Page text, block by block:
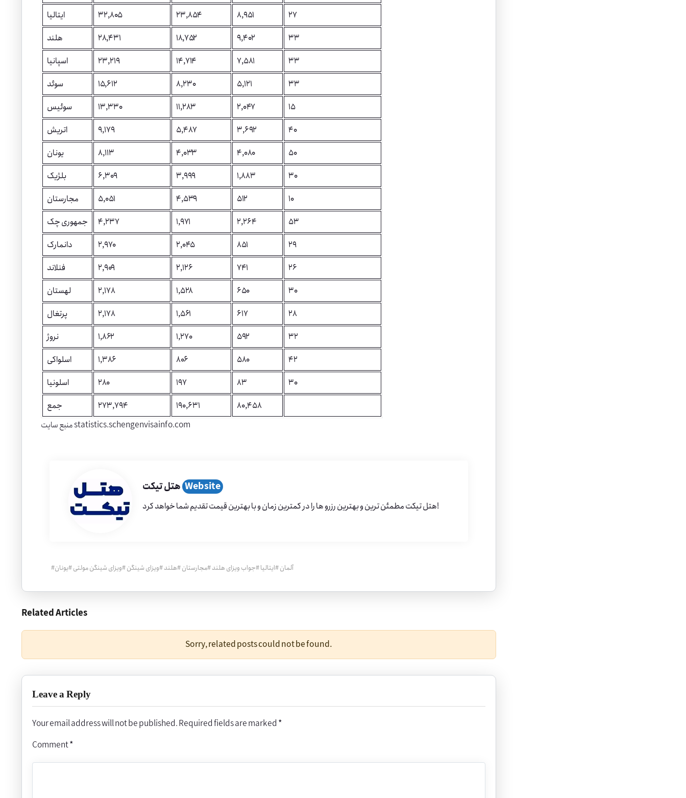
ایتالیا
۳۲,۸۰۵ ۲۳,۸۵۴ ۸,۹۵۱
۲۷
هلند
۲۸,۴۳۱ ۱۸,۷۵۲ ۹,۴۰۲
۳۳
اسپانیا
۲۳,۲۱۹ ۱۴,۷۱۴ ۷,۵۸۱
۳۳
سوئد
۱۵,۶۱۲ ۸,۲۳۰ ۵,۱۲۱
۳۳
سوئیس
۱۳,۳۳۰ ۱۱,۲۸۳ ۲,۰۴۷
۱۵
اتریش
۹,۱۷۹ ۵,۴۸۷ ۳,۶۹۲
۴۰
یونان
۸,۱۱۳ ۴,۰۳۳ ۴,۰۸۰
۵۰
بلژیک
۶,۳۰۹ ۳,۹۹۹ ۱,۸۸۳
۳۰
مجارستان
۵,۰۵۱ ۴,۵۳۹ ۵۱۲
۱۰
جمهوری چک
۴,۲۳۷ ۱,۹۷۱ ۲,۲۶۴
۵۳
دانمارک
۲,۹۷۰ ۲,۰۴۵ ۸۵۱
۲۹
فنلاند
۲,۹۰۹ ۲,۱۲۶ ۷۴۱
۲۶
لهستان
۲,۱۷۸ ۱,۵۲۸ ۶۵۰
۳۰
پرتغال
۲,۱۷۸ ۱,۵۶۱ ۶۱۷
۲۸
نروژ
۱,۸۶۲ ۱,۲۷۰ ۵۹۲
۳۲
اسلواکی
۱,۳۸۶ ۸۰۶ ۵۸۰
۴۲
اسلونیا
۲۸۰ ۱۹۷ ۸۳
۳۰
273,794 190,631
80,458
منبع سایتstatistics.schengenvisainfo.com
هتل تیکتWebsite
هتل تیکت مطمئن ترین و بهترین رزرو ها را در کمترین زمان و با بهترین قیمت تقدیم شما خواهد کرد!
# آلمان#ایتالیا#جواب ویزای هلند#مجارستان#هلند#ویزای شینگن#ویزای شینگن مولتی#یونان
Related Articles
Sorry, related posts could not be found.
Leave a Reply
Your email address will not be published.Required fields are marked *
Comment*